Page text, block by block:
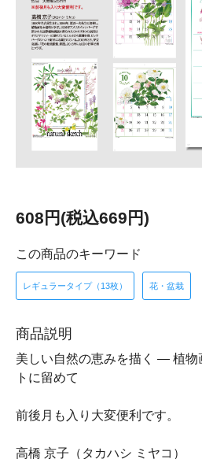
608円(税込669円)
この商品のキーワード
レギュラータイプ（13枚） 花・盆栽
商品説明
美しい自然の恵みを描く ― 植物
トに留めて
前後月も入り大変便利です。
高橋 京子（タカハシ ミヤコ）